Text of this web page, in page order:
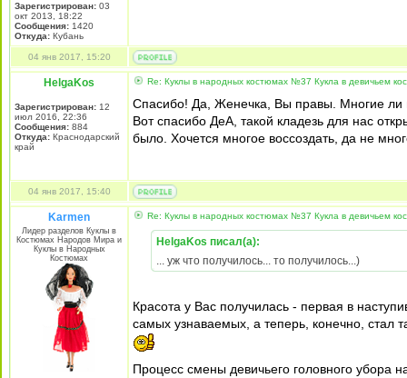
Зарегистрирован: 03
окт 2013, 18:22
Сообщения: 1420
Откуда: Кубань
04 янв 2017, 15:20
HelgaKos
Зарегистрирован: 12
июл 2016, 22:36
Сообщения: 884
Откуда: Краснодарский
край
Re: Куклы в народных костюмах №37 Кукла в девичьем
Спасибо! Да, Женечка, Вы правы. Многие ли
Вот спасибо ДеА, такой кладезь для нас
было. Хочется многое воссоздать, да не
04 янв 2017, 15:40
Karmen
Лидер разделов Куклы в
Костюмах Народов Мира и
Куклы в Народных
Костюмах
Re: Куклы в народных костюмах №37 Кукла в девичьем
HelgaKos писал(а):
... уж что получилось... то получилось...)
Красота у Вас получилась - первая в
самых узнаваемых, а теперь, конечно, стал
Процесс смены девичьего головного убора